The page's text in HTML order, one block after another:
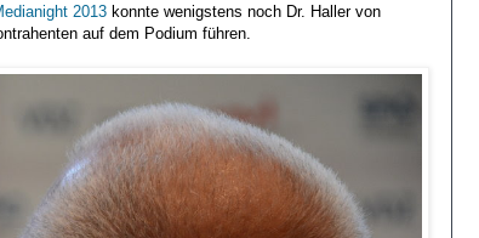
2013 konnte wenigstens noch Dr. Haller von
auf dem Podium führen.